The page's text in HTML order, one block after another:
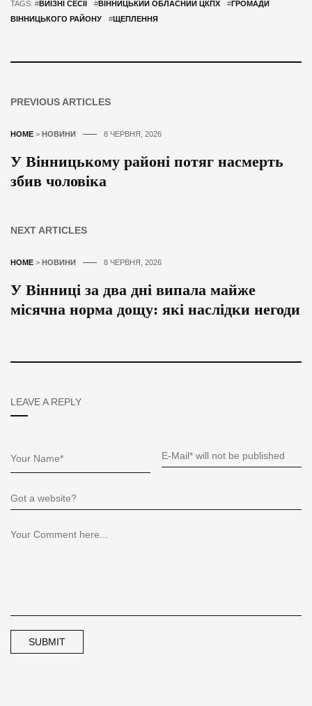
TAGS: #ВИЇЗНІ СЕСІЇ #ВІННИЦЬКИЙ ОБЛАСНИЙ ЦКПХ #ГРОМАДИ
ВІННИЦЬКОГО РАЙОНУ
#ЩЕПЛЕННЯ
PREVIOUS ARTICLES
HOME > НОВИНИ 8 ЧЕРВНЯ, 2026
У Вінницькому районі потяг насмерть
збив чоловіка
NEXT ARTICLES
HOME > НОВИНИ 8 ЧЕРВНЯ, 2026
У Вінниці за два дні випала майже
місячна норма дощу: які наслідки негоди
LEAVE A REPLY